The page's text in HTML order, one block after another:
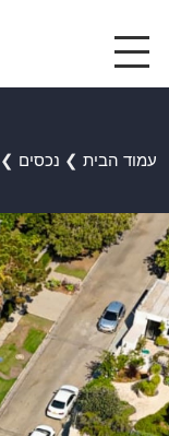
עמוד הבית ❯ נכסים ❯